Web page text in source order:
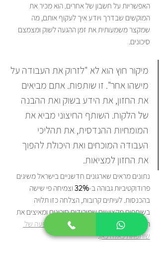
האפשריות על חשבון של אחרים. הוא מכיר את
המוקשים שבדרך ויודע איך לעקוף אותם, מה
שמקצר משמעותית את זמן ההגעה לשוק ומצמצם
סיכונים.
מיקור חוץ הוא לא "לזרוק את העבודה על
מישהו אחר". זו שותפות. אתם מביאים
את החזון, את הידע בשוק ואת ההבנה
של הלקוח. השותף החיצוני מביא את
המומחיות ההנדסית, את תהליכי
העבודה המוכחים ואת היכולת להפוך
את החזון למציאות.
נתונים מראים שארגונים חדשניים בישראל משיגים
פרודוקטיביות גבוהה ב-32% וצמיחה פי שישה
בהכנסות. לעיתים קרובות, הצלחה כזו תלויה
בשותפים מקצועיים שמורידים סיכונים ומאיצים את
ההגעה לשוק.
תוכלו לקרוא עוד על ההשפעה של
שותפויות כאלה כאן.